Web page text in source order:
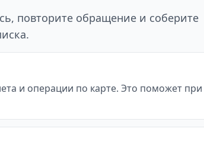
повторите обращение и соберите
и операции по карте. Это поможет